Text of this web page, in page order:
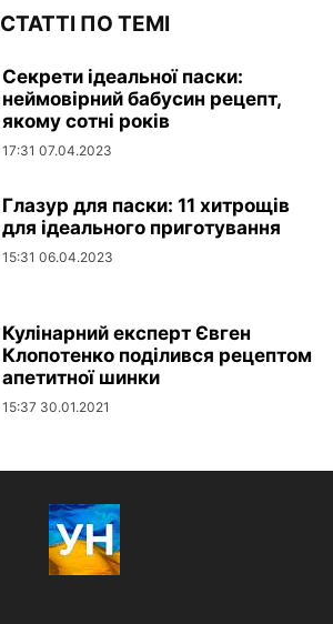
СТАТТІ ПО ТЕМІ
Секрети ідеальної паски:
неймовірний бабусин рецепт,
якому сотні років
17:31 07.04.2023
Глазур для паски: 11 хитрощів
для ідеального приготування
15:31 06.04.2023
Кулінарний експерт Євген
Клопотенко поділився рецептом
апетитної шинки
15:37 30.01.2021